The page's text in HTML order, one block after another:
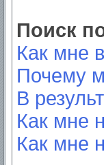
Поиск
Как мне
Почему
В
Как мне
Как мне